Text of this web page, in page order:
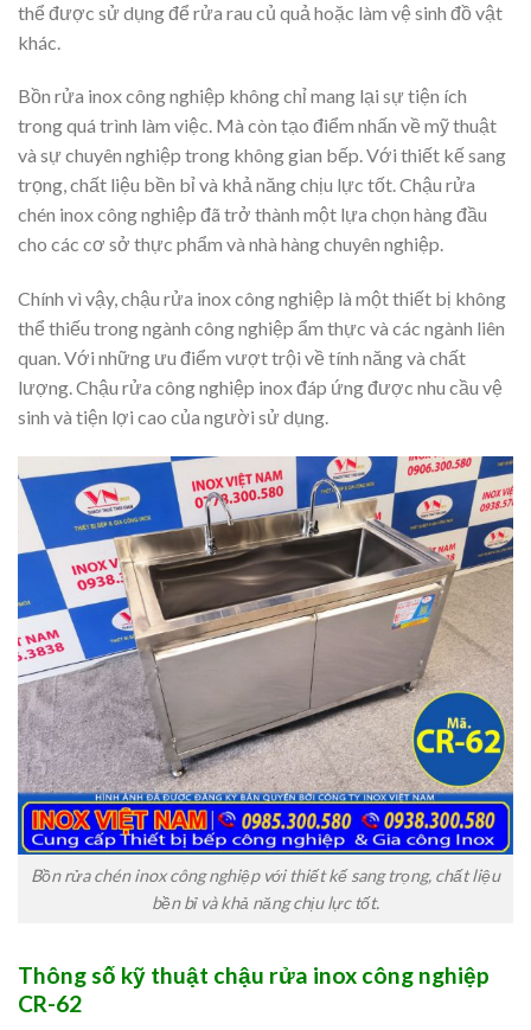
thể được sử dụng để rửa rau củ quả hoặc làm vệ sinh đồ vật
khác.
Bồn rửa inox công nghiệp không chỉ mang lại sự tiện ích
trong quá trình làm việc. Mà còn tạo điểm nhấn về mỹ thuật
và sự chuyên nghiệp trong không gian bếp. Với thiết kế sang
trọng, chất liệu bền bỉ và khả năng chịu lực tốt. Chậu rửa
chén inox công nghiệp đã trở thành một lựa chọn hàng đầu
cho các cơ sở thực phẩm và nhà hàng chuyên nghiệp.
Chính vì vậy, chậu rửa inox công nghiệp là một thiết bị không
thể thiếu trong ngành công nghiệp ẩm thực và các ngành liên
quan. Với những ưu điểm vượt trội về tính năng và chất
lượng. Chậu rửa công nghiệp inox đáp ứng được nhu cầu vệ
sinh và tiện lợi cao của người sử dụng.
Bồn rửa chén inox công nghiệp với thiết kế sang trọng, chất liệu
bền bỉ và khả năng chịu lực tốt.
Thông số kỹ thuật chậu rửa inox công nghiệp
CR-62